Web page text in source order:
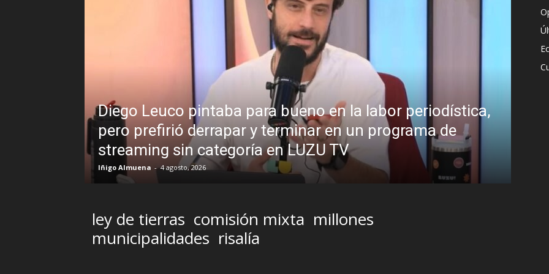
para bueno en la labor periodística,
y terminar en un programa de
en LUZU TV
¿Padece Pedro Sánchez el
Analistas debaten sobre el estilo
presidente
R.C. Gómez 2 agosto, 2026
ley de tierras comisión mixta millones
municipalidades risalía